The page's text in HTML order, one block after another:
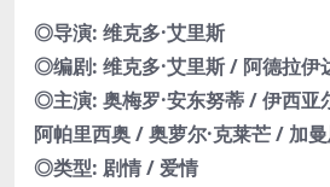
◎导演: 维克多·艾里斯
◎编剧: 维克多·艾里斯 / 阿德拉伊
◎主演: 奥梅罗·安东努蒂 / 伊西亚
阿帕里西奥 / 奥萝尔·克莱芒 / 加
◎类型: 剧情 / 爱情